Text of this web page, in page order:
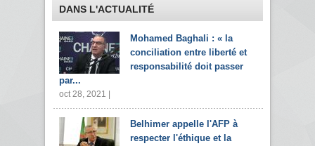
DANS L'ACTUALITÉ
Mohamed Baghali : « la
conciliation entre liberté et
responsabilité doit passer
par...
oct 28, 2021 |
Belhimer appelle l'AFP à
respecter l'éthique et la